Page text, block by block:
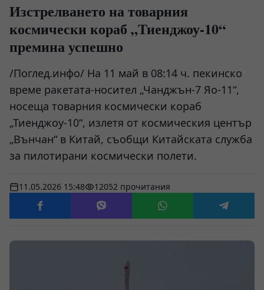
Изстрелването на товарния
космически кораб „Тиенджоу-10“
премина успешно
/Поглед.инфо/ На 11 май в 08:14 ч. пекинско
време ракетата-носител „Чанджън-7 Яо-11“,
носеща товарния космически кораб
„Тиенджоу-10“, излетя от космическия център
„Вънчан“ в Китай, съобщи Китайската служба
за пилотирани космически полети.
11.05.2026 15:48 12052 прочитания